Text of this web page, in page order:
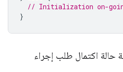
// Initialization on-
}
حالة اكتمال طلب إجراء